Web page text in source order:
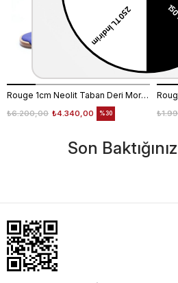
Rouge 1cm Neolit Taban Deri Mor Kadın Terlik 0197-169
₺4.340,00
₺6.200,00 %30
Son